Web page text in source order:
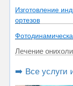
Изготовление
ортезов
Лечение
➡️ Все услуги